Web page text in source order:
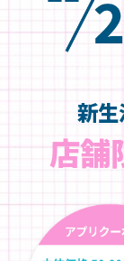
新生
店舗